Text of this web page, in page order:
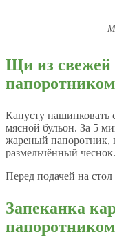
Щи из свежей
папоротником
Капусту
мясной бульон. За 5
жареный папоротник,
размельчённый чеснок.
Перед подачей на стол
Запеканка
папоротником